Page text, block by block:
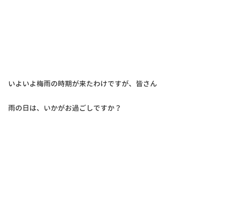
いよいよ梅雨の時期が来たわけですが、皆さん
雨の日は、いかがお過ごしですか？